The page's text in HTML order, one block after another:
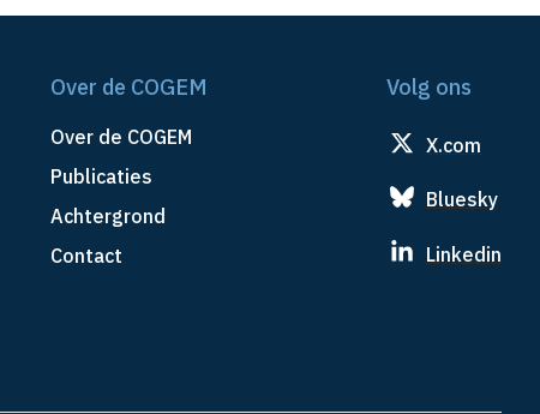
Over de COGEM
Over de COGEM
Publicaties
Achtergrond
Contact
Volg ons
X.com
Bluesky
Linkedin